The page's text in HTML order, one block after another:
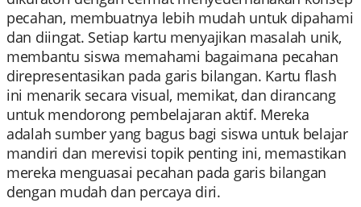
pecahan, membuatnya lebih mudah untuk dipahami
dan diingat. Setiap kartu menyajikan masalah unik,
membantu siswa memahami bagaimana pecahan
direpresentasikan pada garis bilangan. Kartu flash
ini menarik secara visual, memikat, dan dirancang
untuk mendorong pembelajaran aktif. Mereka
adalah sumber yang bagus bagi siswa untuk belajar
mandiri dan merevisi topik penting ini, memastikan
mereka menguasai pecahan pada garis bilangan
dengan mudah dan percaya diri.